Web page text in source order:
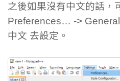
之後如果沒有中文的話，
Preferences… ->
中文 去設定。